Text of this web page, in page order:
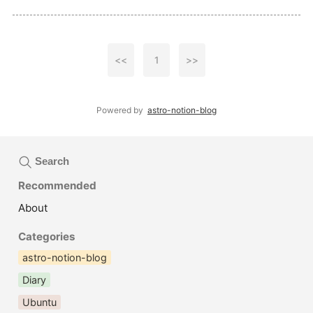
<< 1 >>
Powered by astro-notion-blog
Search
Recommended
About
Categories
astro-notion-blog
Diary
Ubuntu